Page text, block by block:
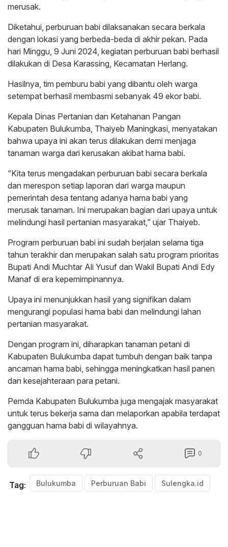
merusak.
Diketahui, perburuan babi dilaksanakan secara berkala
dengan lokasi yang berbeda-beda di akhir pekan. Pada
hari Minggu, 9 Juni 2024, kegiatan perburuan babi berhasil
dilakukan di Desa Karassing, Kecamatan Herlang.
Hasilnya, tim pemburu babi yang dibantu oleh warga
setempat berhasil membasmi sebanyak 49 ekor babi.
Kepala Dinas Pertanian dan Ketahanan Pangan
Kabupaten Bulukumba, Thaiyeb Maningkasi, menyatakan
bahwa upaya ini akan terus dilakukan demi menjaga
tanaman warga dari kerusakan akibat hama babi.
“Kita terus mengadakan perburuan babi secara berkala
dan merespon setiap laporan dari warga maupun
pemerintah desa tentang adanya hama babi yang
merusak tanaman. Ini merupakan bagian dari upaya untuk
melindungi hasil pertanian masyarakat,” ujar Thaiyeb.
Program perburuan babi ini sudah berjalan selama tiga
tahun terakhir dan merupakan salah satu program prioritas
Bupati Andi Muchtar Ali Yusuf dan Wakil Bupati Andi Edy
Manaf di era kepemimpinannya.
Upaya ini menunjukkan hasil yang signifikan dalam
mengurangi populasi hama babi dan melindungi lahan
pertanian masyarakat.
Dengan program ini, diharapkan tanaman petani di
Kabupaten Bulukumba dapat tumbuh dengan baik tanpa
ancaman hama babi, sehingga meningkatkan hasil panen
dan kesejahteraan para petani.
Pemda Kabupaten Bulukumba juga mengajak masyarakat
untuk terus bekerja sama dan melaporkan apabila terdapat
gangguan hama babi di wilayahnya.
0
Tag: Bulukumba Perburuan Babi Sulengka.id